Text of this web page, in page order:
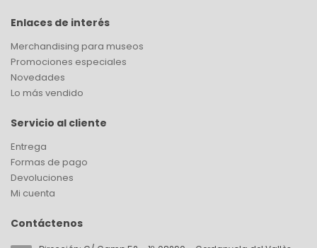
Enlaces de interés
Merchandising para museos
Promociones especiales
Novedades
Lo más vendido
Servicio al cliente
Entrega
Formas de pago
Devoluciones
Mi cuenta
Contáctenos